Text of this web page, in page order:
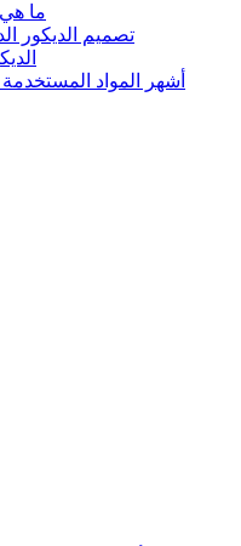
ما
تصميم الديكور
أشهر المواد